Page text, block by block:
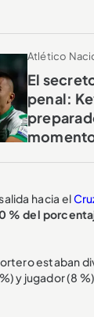
Atlético
El
penal:
hacia el
% del
estaban
y jugador (8